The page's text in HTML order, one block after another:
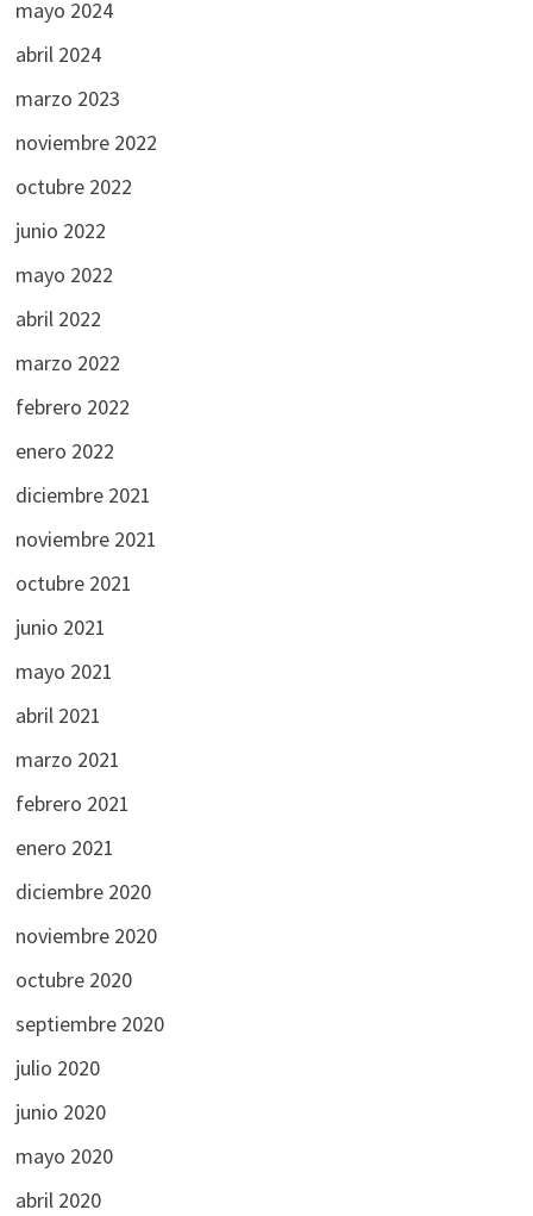
mayo 2024
abril 2024
marzo 2023
noviembre 2022
octubre 2022
junio 2022
mayo 2022
abril 2022
marzo 2022
febrero 2022
enero 2022
diciembre 2021
noviembre 2021
octubre 2021
junio 2021
mayo 2021
abril 2021
marzo 2021
febrero 2021
enero 2021
diciembre 2020
noviembre 2020
octubre 2020
septiembre 2020
julio 2020
junio 2020
mayo 2020
abril 2020